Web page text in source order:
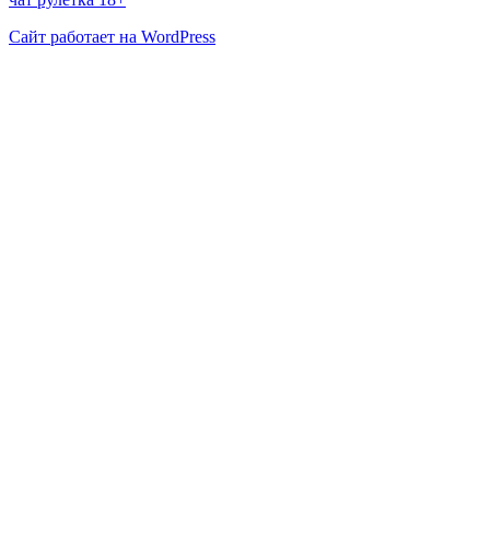
Сайт работает на WordPress